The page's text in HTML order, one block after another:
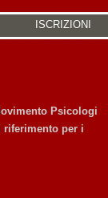
ISCRIZIONI
Psicologi
riferimento per i